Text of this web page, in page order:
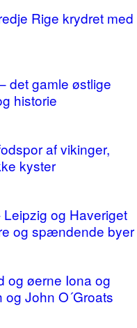
Rige krydret med
det gamle østlige
historie
af vikinger,
kyster
og Haveriget
og spændende byer
og øerne Iona og
John O´Groats